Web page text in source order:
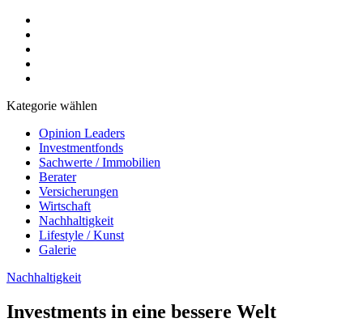
Kategorie wählen
Opinion Leaders
Investmentfonds
Sachwerte / Immobilien
Berater
Versicherungen
Wirtschaft
Nachhaltigkeit
Lifestyle / Kunst
Galerie
Nachhaltigkeit
Investments in eine bessere Welt